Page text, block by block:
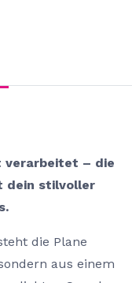
– die
dein stilvoller
die Plane
aus einem